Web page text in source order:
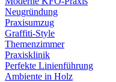
Neugründung
Praxisumzug
Graffiti-Style
Themenzimmer
Praxisklinik
Perfekte Linienführung
Ambiente in Holz